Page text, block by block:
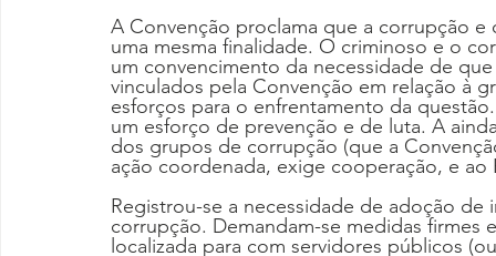
A Convenção proclama que a corrupção
uma mesma finalidade. O criminoso e o
um convencimento da necessidade de
vinculados pela Convenção em relação à
esforços para o enfrentamento da
um esforço de prevenção e de luta. A
dos grupos de corrupção (que a
ação coordenada, exige cooperação, e
Registrou-se a necessidade de adoção
corrupção. Demandam-se medidas firmes
localizada para com servidores públicos